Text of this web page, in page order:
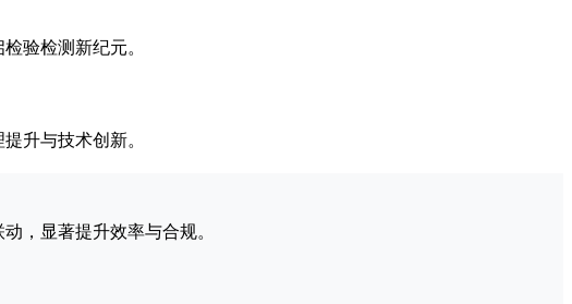
验检测新纪元。
升与技术创新。
，显著提升效率与合规。